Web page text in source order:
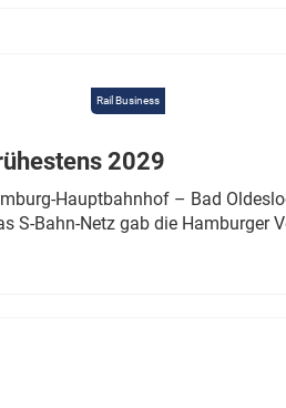
Rail Business
2029
Hauptbahnhof – Bad
S-Bahn-Netz gab die Hamburger